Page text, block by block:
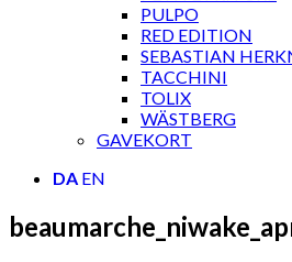
PULPO
RED EDITION
SEBASTIAN
TACCHINI
TOLIX
WÄSTBERG
GAVEKORT
DA EN